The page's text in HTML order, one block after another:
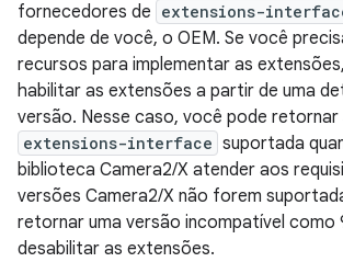
fornecedores de extensions-
depende de você, o OEM. Se você
recursos para implementar as
habilitar as extensões a partir de uma
versão. Nesse caso, você pode retornar
extensions-interface suportada
biblioteca Camera2/X atender aos
versões Camera2/X não forem
retornar uma versão incompatível como
desabilitar as extensões.